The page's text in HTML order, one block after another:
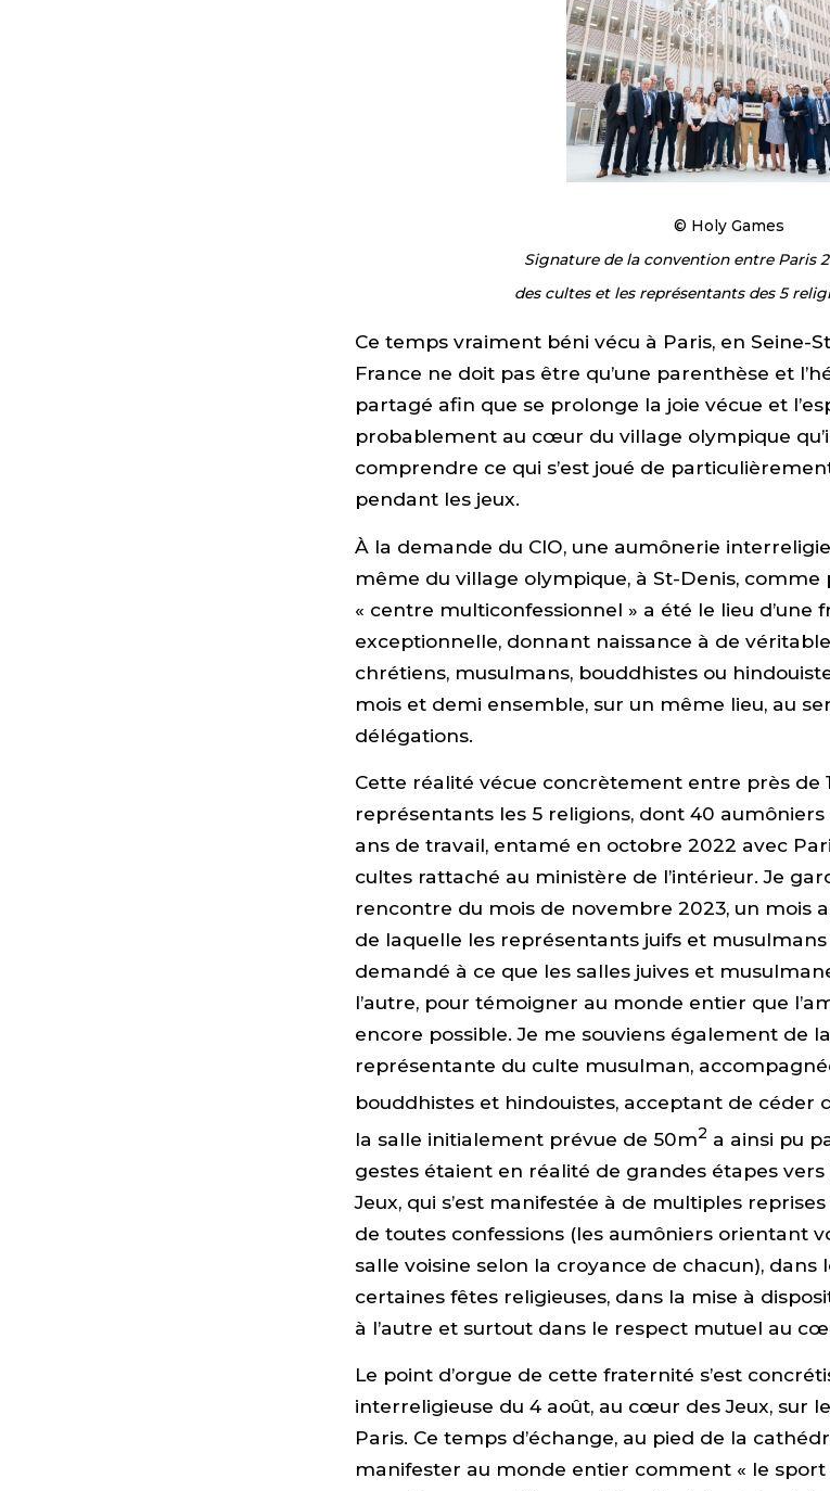
© Holy Games
Signature de la convention entre Paris
des cultes et les représentants des 5
Ce temps vraiment béni vécu à Paris, en Seine-
France ne doit pas être qu’une parenthèse et
partagé afin que se prolonge la joie vécue et
probablement au cœur du village olympique
comprendre ce qui s’est joué de
pendant les jeux.
À la demande du CIO, une aumônerie
même du village olympique, à St-Denis, comme
« centre multiconfessionnel » a été le lieu
exceptionnelle, donnant naissance à de
chrétiens, musulmans, bouddhistes ou
mois et demi ensemble, sur un même lieu, au
délégations.
Cette réalité vécue concrètement entre près de
représentants les 5 religions, dont 40
ans de travail, entamé en octobre 2022 avec
cultes rattaché au ministère de l’intérieur. Je
rencontre du mois de novembre 2023, un mois
de laquelle les représentants juifs et
demandé à ce que les salles juives et
l’autre, pour témoigner au monde entier que
encore possible. Je me souviens également de
représentante du culte musulman,
bouddhistes et hindouistes, acceptant de céder
la salle initialement prévue de 50m2 a ainsi pu
gestes étaient en réalité de grandes étapes
Jeux, qui s’est manifestée à de multiples
de toutes confessions (les aumôniers orientant
salle voisine selon la croyance de chacun), dans
certaines fêtes religieuses, dans la mise à
à l’autre et surtout dans le respect mutuel au
Le point d’orgue de cette fraternité s’est
interreligieuse du 4 août, au cœur des Jeux, sur
Paris. Ce temps d’échange, au pied de la
manifester au monde entier comment « le